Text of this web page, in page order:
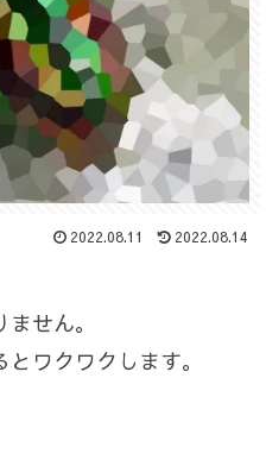
2022.08.11 2022.08.14
せん。
ワクワクします。